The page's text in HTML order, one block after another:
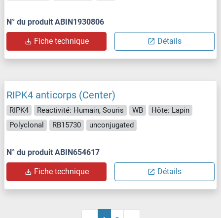
N° du produit ABIN1930806
Fiche technique Détails
RIPK4 anticorps (Center)
RIPK4 Reactivité: Humain, Souris WB
Hôte: Lapin
Polyclonal
RB15730 unconjugated
N° du produit ABIN654617
Fiche technique Détails